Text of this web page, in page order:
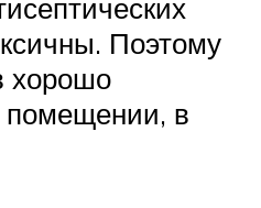
Поэтому
хорошо
помещении, в